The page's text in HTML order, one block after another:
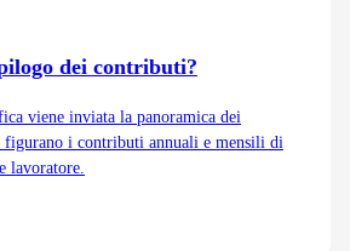
dei contributi?
viene inviata la panoramica dei
i contributi annuali e mensili di
lavoratore.